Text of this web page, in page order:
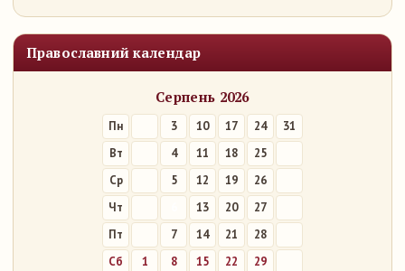
Православний календар
Серпень 2026
Пн 3 10 17 24
31
Вт
4 11 18
25
Ср
5 12 19
26
Чт
13 20
27
Пт
7 14 21
28
Сб
1 8 15 22
29